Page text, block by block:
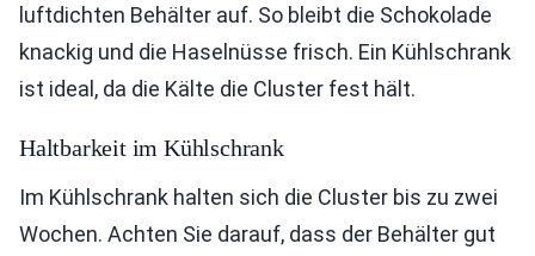
luftdichten Behälter auf. So bleibt die Schokolade
knackig und die Haselnüsse frisch. Ein Kühlschrank
ist ideal, da die Kälte die Cluster fest hält.
Haltbarkeit im Kühlschrank
Im Kühlschrank halten sich die Cluster bis zu zwei
Wochen. Achten Sie darauf, dass der Behälter gut